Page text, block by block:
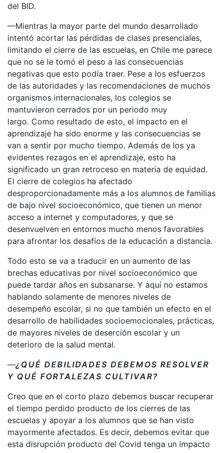
del BID.
—Mientras la mayor parte del mundo desarrollado
intentó acortar las pérdidas de clases presenciales,
limitando el cierre de las escuelas, en Chile me parece
que no se le tomó el peso a las consecuencias
negativas que esto podía traer. Pese a los esfuerzos
de las autoridades y las recomendaciones de muchos
organismos internacionales, los colegios se
mantuvieron cerrados por un periodo muy
largo. Como resultado de esto, el impacto en el
aprendizaje ha sido enorme y las consecuencias se
van a sentir por mucho tiempo. Además de los ya
evidentes rezagos en el aprendizaje, esto ha
significado un gran retroceso en materia de equidad.
El cierre de colegios ha afectado
desproporcionadamente más a los alumnos de familias
de bajo nivel socioeconómico, que tienen un menor
acceso a internet y computadores, y que se
desenvuelven en entornos mucho menos favorables
para afrontar los desafíos de la educación a distancia.
Todo esto se va a traducir en un aumento de las
brechas educativas por nivel socioeconómico que
puede tardar años en subsanarse. Y aquí no estamos
hablando solamente de menores niveles de
desempeño escolar, si no que también un efecto en el
desarrollo de habilidades socioemocionales, prácticas,
de mayores niveles de deserción escolar y un
deterioro de la salud mental.
—¿QUÉ DEBILIDADES DEBEMOS RESOLVER
Y QUÉ FORTALEZAS CULTIVAR?
Creo que en el corto plazo debemos buscar recuperar
el tiempo perdido producto de los cierres de las
escuelas y apoyar a los alumnos que se han visto
mayormente afectados. Es decir, debemos evitar que
esta disrupción producto del Covid tenga un impacto